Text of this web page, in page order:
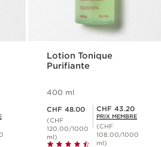
Lotion Tonique
Purifiante
400 ml
CHF 48.00
(CHF
120.00/1000
ml)
Prix Sérénité CHF 43.20
CHF 43.20
PRIX MEMBRE
(CHF
108.00/1000
ml)